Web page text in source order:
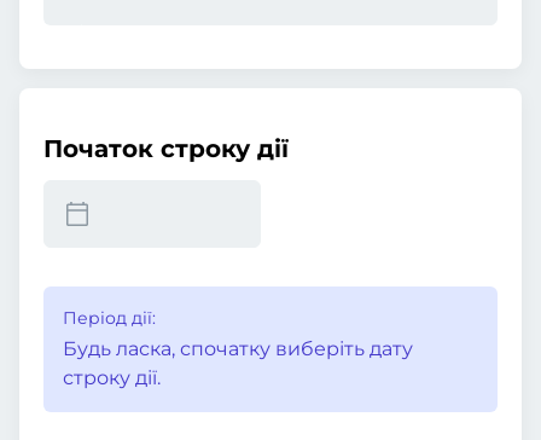
Початок строку дії
Період дії:
Будь ласка, спочатку виберіть дату
строку дії.